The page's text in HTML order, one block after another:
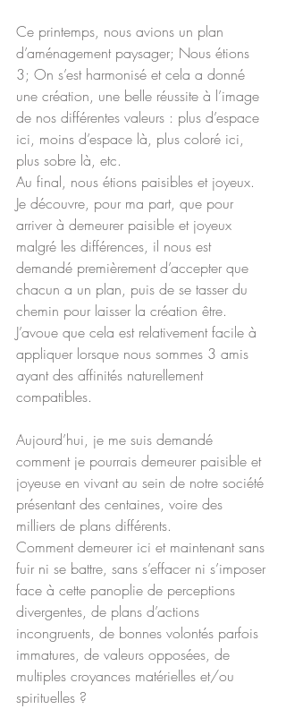
Ce printemps, nous avions un plan
d’aménagement paysager; Nous étions
3; On s’est harmonisé et cela a donné
une création, une belle réussite à l’image
de nos différentes valeurs : plus d’espace
ici, moins d’espace là, plus coloré ici,
plus sobre là, etc.
Au final, nous étions paisibles et joyeux.
Je découvre, pour ma part, que pour
arriver à demeurer paisible et joyeux
malgré les différences, il nous est
demandé premièrement d’accepter que
chacun a un plan, puis de se tasser du
chemin pour laisser la création être.
J’avoue que cela est relativement facile à
appliquer lorsque nous sommes 3 amis
ayant des affinités naturellement
compatibles.
Aujourd’hui, je me suis demandé
comment je pourrais demeurer paisible et
joyeuse en vivant au sein de notre société
présentant des centaines, voire des
milliers de plans différents.
Comment demeurer ici et maintenant sans
fuir ni se battre, sans s’effacer ni s’imposer
face à cette panoplie de perceptions
divergentes, de plans d’actions
incongruents, de bonnes volontés parfois
immatures, de valeurs opposées, de
multiples croyances matérielles et/ou
spirituelles ?